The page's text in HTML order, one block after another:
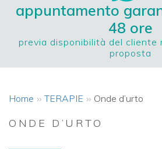
appuntamento
48 ore
previa disponibilità del cliente
proposta
Home TERAPIE Onde d’urto
ONDE D’URTO